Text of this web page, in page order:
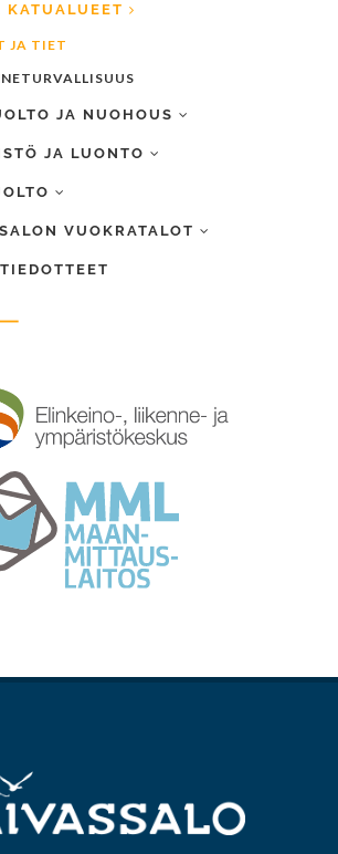
KATUALUEET
JA TIET
JA NUOHOUS
JA LUONTO
VUOKRATALOT